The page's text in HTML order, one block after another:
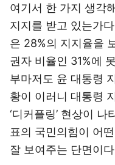
여기서 한 가지 생각
지지를 받고 있는가
은 28%의 지지율을
권자 비율인 31%에
부마저도 윤 대통령
황이 이러니 대통령
‘디커플링’ 현상이
표의 국민의힘이 어
잘 보여주는 단면이